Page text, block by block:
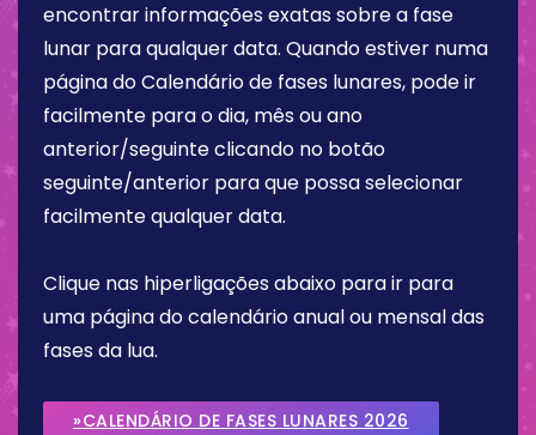
encontrar informações exatas sobre a fase
lunar para qualquer data. Quando estiver numa
página do Calendário de fases lunares, pode ir
facilmente para o dia, mês ou ano
anterior/seguinte clicando no botão
seguinte/anterior para que possa selecionar
facilmente qualquer data.
Clique nas hiperligações abaixo para ir para
uma página do calendário anual ou mensal das
fases da lua.
»CALENDÁRIO DE FASES LUNARES 2026